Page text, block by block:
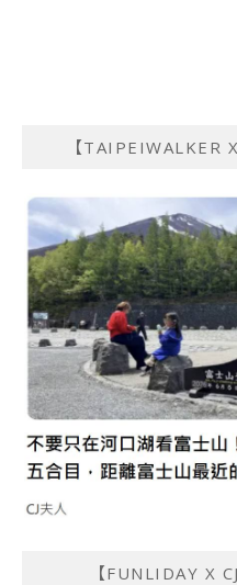
【TAIPEIWALKER
【FUNLIDAY X